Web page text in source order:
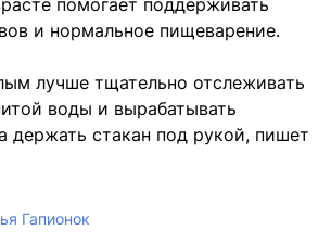
и нормальное пищеварение.
лучше тщательно отслеживать
воды и вырабатывать
держать стакан под рукой, пишет
Гапионок